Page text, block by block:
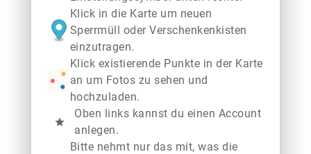
Klick in die Karte um neuen
Sperrmüll oder Verschenkenkisten
einzutragen.
Klick existierende Punkte in der Karte
an um Fotos zu sehen und
hochzuladen.
star
Oben links kannst du einen Account
anlegen.
Bitte nehmt nur das mit, was die